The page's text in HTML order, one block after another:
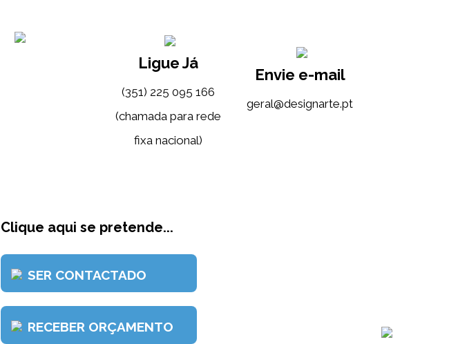
Ligue Já
(351) 225 095 166
(chamada para rede
fixa nacional)
Envie e-mail
tp.etrangised@lareg
Clique aqui se pretende...
SER CONTACTADO
RECEBER ORÇAMENTO